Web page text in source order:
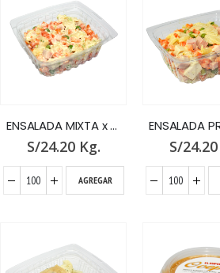
ENSALADA MIXTA x GR.
S/24.20 Kg.
AGREGAR
S/24.20